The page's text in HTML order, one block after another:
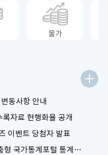
물가
동사항 안내
자료 현행화율 공개
이벤트 당첨자 발표
인공지능(AI) 기반 이용자 맞춤형 국가통계포털 통계표 생성 시범 서비스 안내